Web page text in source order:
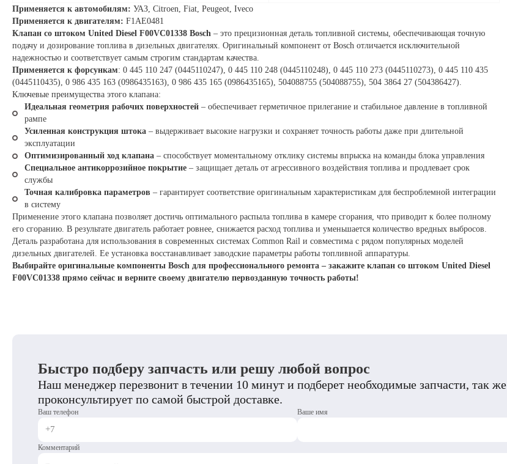
Применяется к автомобилям: УАЗ, Citroen, Fiat, Peugeot, Iveco
Применяется к двигателям: F1AE0481
Клапан со штоком United Diesel F00VC01338 Bosch – это прецизионная деталь топливной системы, обеспечивающая точную
подачу и дозирование топлива в дизельных двигателях. Оригинальный компонент от Bosch отличается исключительной
надежностью и соответствует самым строгим стандартам качества.
Применяется к форсункам: 0 445 110 247 (0445110247), 0 445 110 248 (0445110248), 0 445 110 273 (0445110273), 0 445 110 435
(0445110435), 0 986 435 163 (0986435163), 0 986 435 165 (0986435165), 504088755 (504088755), 504 3864 27 (504386427).
Ключевые преимущества этого клапана:
Идеальная геометрия рабочих поверхностей – обеспечивает герметичное прилегание и стабильное давление в топливной
рампе
Усиленная конструкция штока – выдерживает высокие нагрузки и сохраняет точность работы даже при длительной
эксплуатации
Оптимизированный ход клапана – способствует моментальному отклику системы впрыска на команды блока управления
Специальное антикоррозийное покрытие – защищает деталь от агрессивного воздействия топлива и продлевает срок
службы
Точная калибровка параметров – гарантирует соответствие оригинальным характеристикам для беспроблемной интеграции
в систему
Применение этого клапана позволяет достичь оптимального распыла топлива в камере сгорания, что приводит к более полному
его сгоранию. В результате двигатель работает ровнее, снижается расход топлива и уменьшается количество вредных выбросов.
Деталь разработана для использования в современных системах Common Rail и совместима с рядом популярных моделей
дизельных двигателей. Ее установка восстанавливает заводские параметры работы топливной аппаратуры.
Выбирайте оригинальные компоненты Bosch для профессионального ремонта – закажите клапан со штоком United Diesel
F00VC01338 прямо сейчас и верните своему двигателю первозданную точность работы!
Быстро подберу запчасть или решу любой вопрос
Наш менеджер перезвонит в течении 10 минут и подберет необходимые запчасти, так же
проконсультирует по самой быстрой доставке.
Ваш телефон Ваше имя
Комментарий